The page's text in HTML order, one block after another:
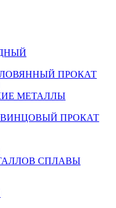
ПРОКАТ
МЕТАЛЛЫ
ПРОКАТ
СПЛАВЫ